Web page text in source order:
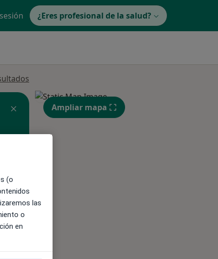
¿Eres profesional de la salud?
Ampliar mapa
(o
las
o
en